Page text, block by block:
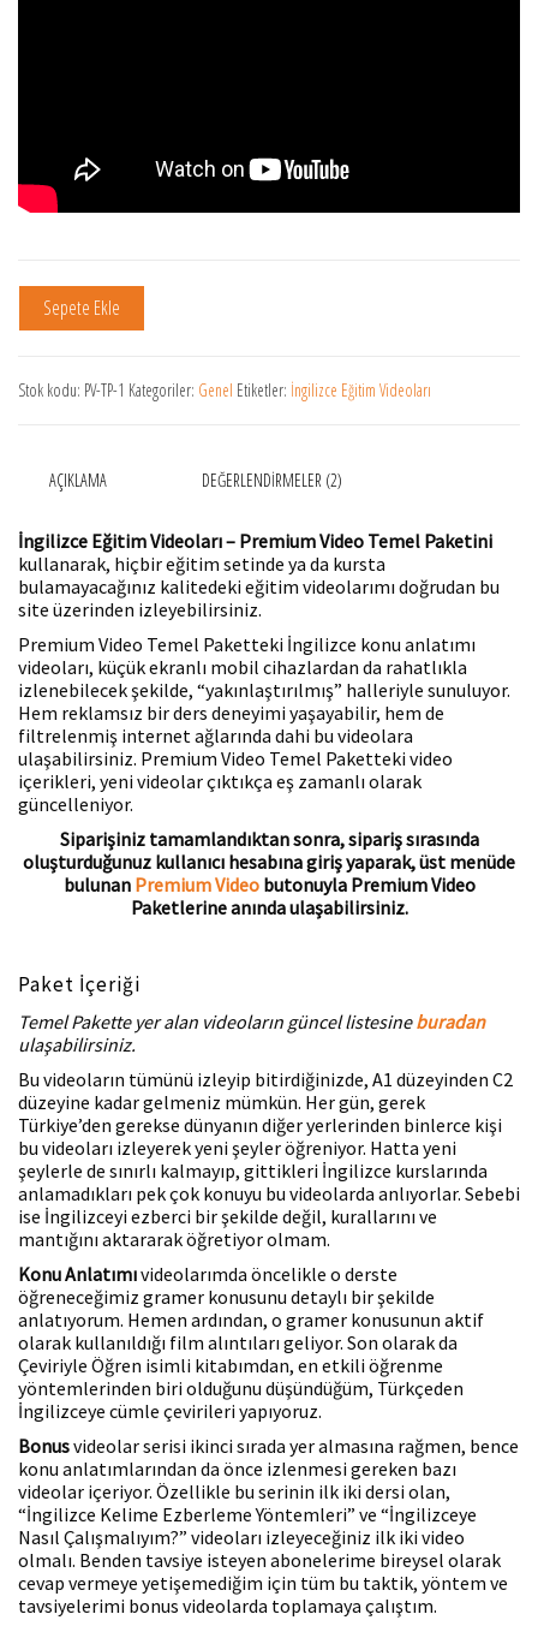
Premium Video Üyeliği adet
Sepete Ekle
Stok kodu: PV-TP-1 Kategoriler: Genel Etiketler: İngilizce Eğitim Videoları
AÇIKLAMA DEĞERLENDIRMELER (2)
İngilizce Eğitim Videoları – Premium Video Temel Paketini
kullanarak, hiçbir eğitim setinde ya da kursta
bulamayacağınız kalitedeki eğitim videolarımı doğrudan bu
site üzerinden izleyebilirsiniz.
Premium Video Temel Paketteki İngilizce konu anlatımı
videoları, küçük ekranlı mobil cihazlardan da rahatlıkla
izlenebilecek şekilde, “yakınlaştırılmış” halleriyle sunuluyor.
Hem reklamsız bir ders deneyimi yaşayabilir, hem de
filtrelenmiş internet ağlarında dahi bu videolara
ulaşabilirsiniz. Premium Video Temel Paketteki video
içerikleri, yeni videolar çıktıkça eş zamanlı olarak
güncelleniyor.
Siparişiniz tamamlandıktan sonra, sipariş sırasında
oluşturduğunuz kullanıcı hesabına giriş yaparak, üst menüde
bulunan Premium Videobutonuyla Premium Video
Paketlerine anında ulaşabilirsiniz.
Paket İçeriği
Temel Pakette yer alan videoların güncel listesineburadan
ulaşabilirsiniz.
Bu videoların tümünü izleyip bitirdiğinizde, A1 düzeyinden C2
düzeyine kadar gelmeniz mümkün. Her gün, gerek
Türkiye’den gerekse dünyanın diğer yerlerinden binlerce kişi
bu videoları izleyerek yeni şeyler öğreniyor. Hatta yeni
şeylerle de sınırlı kalmayıp, gittikleri İngilizce kurslarında
anlamadıkları pek çok konuyu bu videolarda anlıyorlar. Sebebi
ise İngilizceyi ezberci bir şekilde değil, kurallarını ve
mantığını aktararak öğretiyor olmam.
Konu Anlatımıvideolarımda öncelikle o derste
öğreneceğimiz gramer konusunu detaylı bir şekilde
anlatıyorum. Hemen ardından, o gramer konusunun aktif
olarak kullanıldığı film alıntıları geliyor. Son olarak da
Çeviriyle Öğren isimli kitabımdan, en etkili öğrenme
yöntemlerinden biri olduğunu düşündüğüm, Türkçeden
İngilizceye cümle çevirileri yapıyoruz.
Bonusvideolar serisi ikinci sırada yer almasına rağmen, bence
konu anlatımlarından da önce izlenmesi gereken bazı
videolar içeriyor. Özellikle bu serinin ilk iki dersi olan,
“İngilizce Kelime Ezberleme Yöntemleri” ve “İngilizceye
Nasıl Çalışmalıyım?” videoları izleyeceğiniz ilk iki video
olmalı. Benden tavsiye isteyen abonelerime bireysel olarak
cevap vermeye yetişemediğim için tüm bu taktik, yöntem ve
tavsiyelerimi bonus videolarda toplamaya çalıştım.